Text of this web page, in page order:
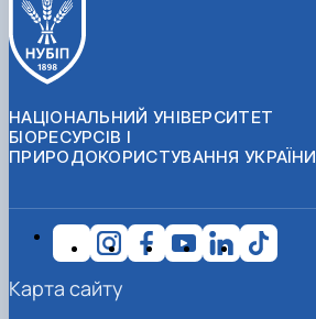
НАЦІОНАЛЬНИЙ УНІВЕРСИТЕТ
БІОРЕСУРСІВ І
ПРИРОДОКОРИСТУВАННЯ УКРАЇНИ
Карта сайту